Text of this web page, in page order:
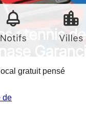
gratuit pensé
de